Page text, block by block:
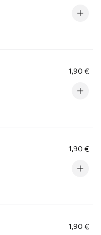
1,90 €
1,90 €
1,90 €